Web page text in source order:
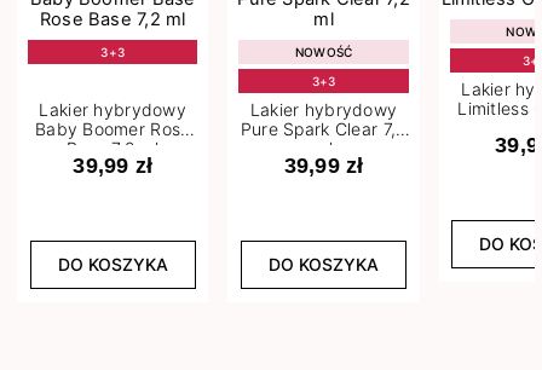
3+3
Lakier hybrydowy
Baby Boomer Rose
Base 7,2 ml
39,99 zł
DO KOSZYKA
NOWOŚĆ
3+3
Lakier hybrydowy
Pure Spark Clear 7,2
ml
39,99 zł
DO KOSZYKA
Lakier
Limitless
DO